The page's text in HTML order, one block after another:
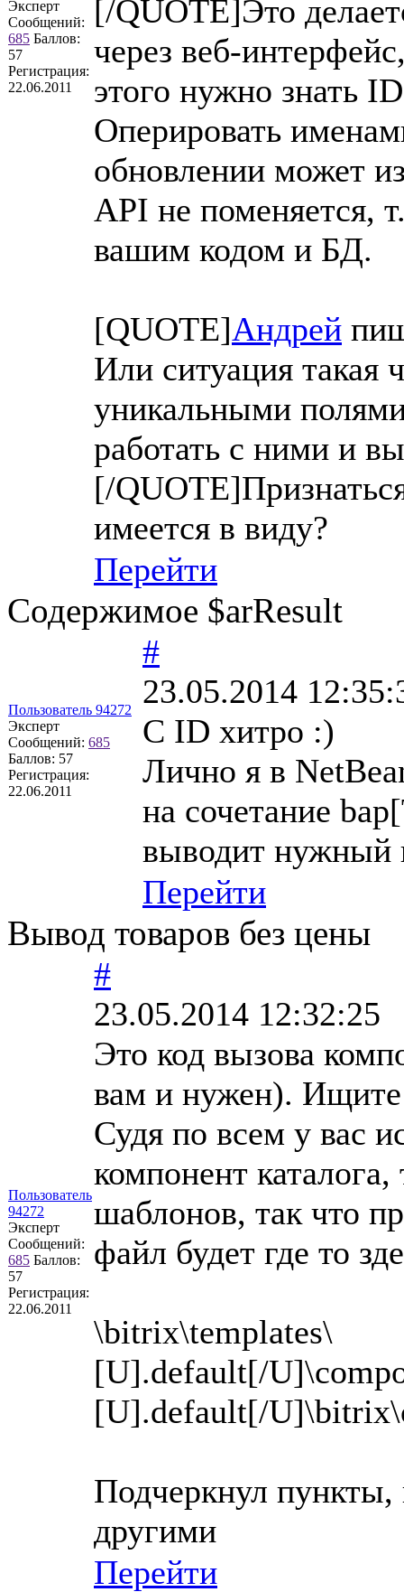
Эксперт
Сообщений:
685 Баллов:
57
Регистрация:
22.06.2011
[/QUOTE]Это
через веб-
этого нужно знать
Оперировать
обновлении может
API не поменяется,
вашим кодом и БД.
[QUOTE]Андрей
Или ситуация такая
уникальными
работать с ними и
[/
имеется в виду?
Перейти
Содержимое $arResult
Пользователь 94272
Эксперт
Сообщений: 685
Баллов: 57
Регистрация:
22.06.2011
#
23.05.2014
С ID хитро :)
Лично я в
на сочетание
выводит нужный
Перейти
Вывод товаров без цены
Пользователь
94272
Эксперт
Сообщений:
685 Баллов:
57
Регистрация:
22.06.2011
#
23.05.2014 12:32:25
Это код вызова
вам и нужен).
Судя по всем у вас
компонент каталога,
шаблонов, так что
файл будет где то
\bitrix\templates\
[U].default[/
[U].default[/
Подчеркнул пункты,
другими
Перейти